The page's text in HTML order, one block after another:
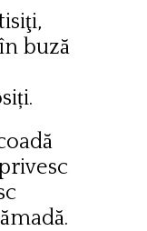
buză